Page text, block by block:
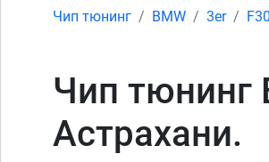
Чип тюнинг BMW 3er
Чип тюнинг
Астрахани.